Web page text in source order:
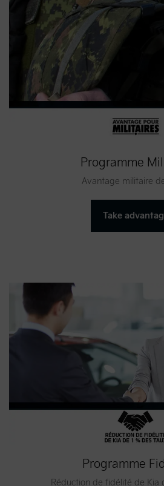
Programme
Avantage militaire
Take
Programme
Réduction de fidélité de Kia